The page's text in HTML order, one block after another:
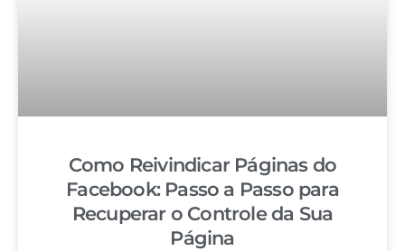
Como Reivindicar Páginas do
Facebook: Passo a Passo para
Recuperar o Controle da Sua
Página